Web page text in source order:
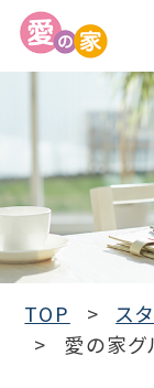
TOP
ス
愛の家